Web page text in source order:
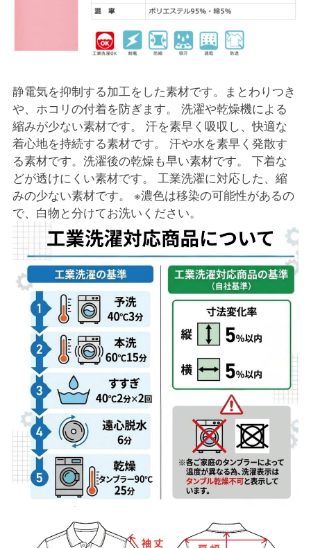
静電気を抑制する加工をした素材です。まとわりつき
や、ホコリの付着を防ぎます。 洗濯や乾燥機による
縮みが少ない素材です。 汗を素早く吸収し、快適な
着心地を持続する素材です。 汗や水を素早く発散す
る素材です。洗濯後の乾燥も早い素材です。 下着な
どが透けにくい素材です。 工業洗濯に対応した、縮
みの少ない素材です。 ※濃色は移染の可能性があるの
で、白物と分けてお洗いください。